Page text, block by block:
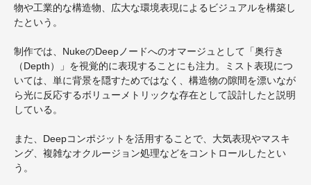
物や工業的な構造物、広大な環境表現によるビジュアルを構築し
たという。
制作では、NukeのDeepノードへのオマージュとして「奥行き
（Depth）」を視覚的に表現することにも注力。ミスト表現につ
いては、単に背景を隠すためではなく、構造物の隙間を漂いなが
ら光に反応するボリューメトリックな存在として設計したと説明
している。
また、Deepコンポジットを活用することで、大気表現やマスキ
ング、複雑なオクルージョン処理などをコントロールしたとい
う。